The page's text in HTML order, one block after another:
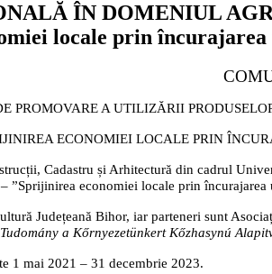
ÎN DOMENIUL
locale prin
PROMOVARE A UTILIZĂRII
ECONOMIEI LOCALE PRIN
Cadastru și Arhitectură din cadrul
economiei locale prin
Județeană Bihor, iar parteneri sunt
Tudomány a Kőrnyezetünkert Kőzhasynú
1 mai 2021 – 31 decembrie 2023.